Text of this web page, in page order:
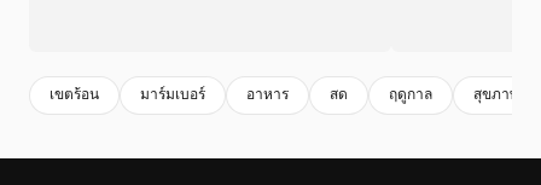
เขตร้อน มาร์มเบอร์ อาหาร สด ฤดูกาล สุขภาพดี